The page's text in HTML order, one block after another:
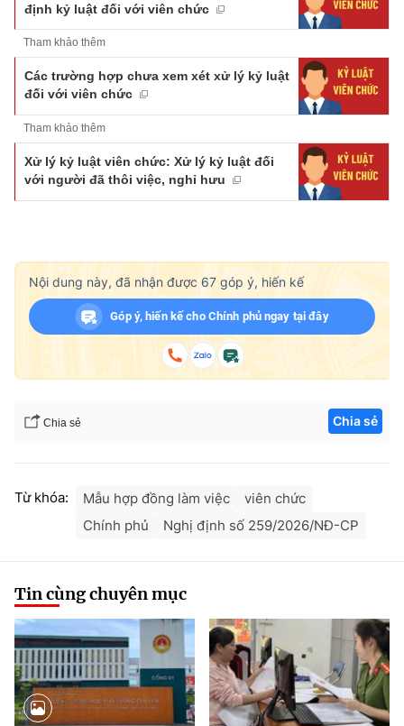
định kỷ luật đối với viên chức
Tham khảo thêm
Các trường hợp chưa xem xét xử lý kỷ luật
đối với viên chức
Tham khảo thêm
Xử lý kỷ luật viên chức: Xử lý kỷ luật đối
với người đã thôi việc, nghỉ hưu
Nội dung này, đã nhận được 67 góp ý, hiến kế
Góp ý, hiến kế cho Chính phủ ngay tại đây
Chia sẻ Chia sẻ
Từ khóa: Mẫu hợp đồng làm việc
viên chức
Chính phủ
Nghị định số 259/2026/NĐ-CP
Tin cùng chuyên mục